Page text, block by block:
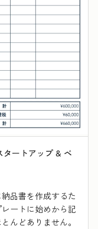
ートアップ & ベ
品書を作成するた
ートに始めから記
んどありません。